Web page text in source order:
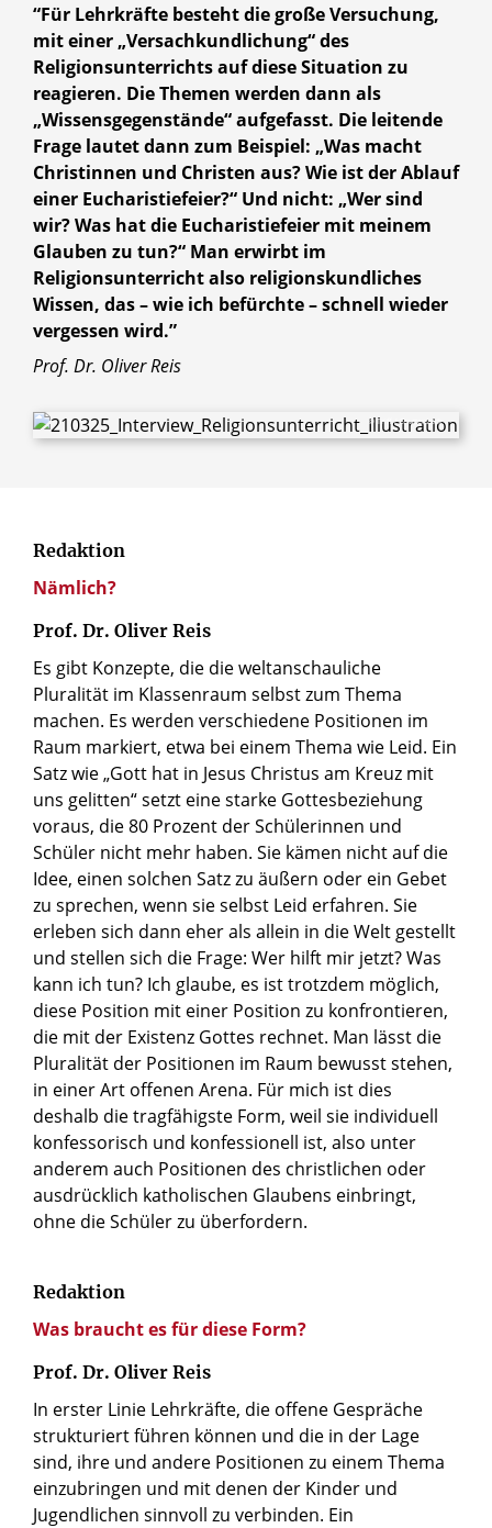
© Triff / Shutterstock
“Für Lehrkräfte besteht die große Versuchung,
mit einer „Versachkundlichung“ des
Religionsunterrichts auf diese Situation zu
reagieren. Die Themen werden dann als
„Wissensgegenstände“ aufgefasst. Die leitende
Frage lautet dann zum Beispiel: „Was macht
Christinnen und Christen aus? Wie ist der Ablauf
einer Eucharistiefeier?“ Und nicht: „Wer sind
wir? Was hat die Eucharistiefeier mit meinem
Glauben zu tun?“ Man erwirbt im
Religionsunterricht also religionskundliches
Wissen, das – wie ich befürchte – schnell wieder
vergessen wird.”
Prof. Dr. Oliver Reis
Redaktion
Nämlich?
Prof. Dr. Oliver Reis
Es gibt Konzepte, die die weltanschauliche
Pluralität im Klassenraum selbst zum Thema
machen. Es werden verschiedene Positionen im
Raum markiert, etwa bei einem Thema wie Leid. Ein
Satz wie „Gott hat in Jesus Christus am Kreuz mit
uns gelitten“ setzt eine starke Gottesbeziehung
voraus, die 80 Prozent der Schülerinnen und
Schüler nicht mehr haben. Sie kämen nicht auf die
Idee, einen solchen Satz zu äußern oder ein Gebet
zu sprechen, wenn sie selbst Leid erfahren. Sie
erleben sich dann eher als allein in die Welt gestellt
und stellen sich die Frage: Wer hilft mir jetzt? Was
kann ich tun? Ich glaube, es ist trotzdem möglich,
diese Position mit einer Position zu konfrontieren,
die mit der Existenz Gottes rechnet. Man lässt die
Pluralität der Positionen im Raum bewusst stehen,
in einer Art offenen Arena. Für mich ist dies
deshalb die tragfähigste Form, weil sie individuell
konfessorisch und konfessionell ist, also unter
anderem auch Positionen des christlichen oder
ausdrücklich katholischen Glaubens einbringt,
ohne die Schüler zu überfordern.
Redaktion
Was braucht es für diese Form?
Prof. Dr. Oliver Reis
In erster Linie Lehrkräfte, die offene Gespräche
strukturiert führen können und die in der Lage
sind, ihre und andere Positionen zu einem Thema
einzubringen und mit denen der Kinder und
Jugendlichen sinnvoll zu verbinden. Ein